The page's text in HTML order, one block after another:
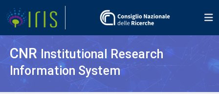
CNR Institutional Research
Information System